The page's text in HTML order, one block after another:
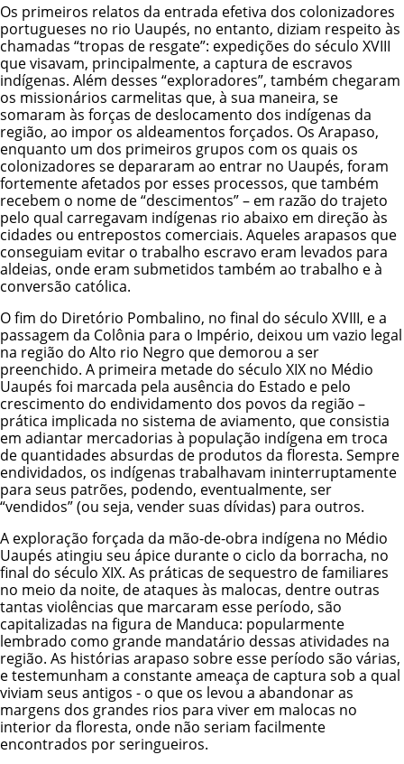
Os primeiros relatos da entrada efetiva dos colonizadores
portugueses no rio Uaupés, no entanto, diziam respeito às
chamadas “tropas de resgate”: expedições do século XVIII
que visavam, principalmente, a captura de escravos
indígenas. Além desses “exploradores”, também chegaram
os missionários carmelitas que, à sua maneira, se
somaram às forças de deslocamento dos indígenas da
região, ao impor os aldeamentos forçados. Os Arapaso,
enquanto um dos primeiros grupos com os quais os
colonizadores se depararam ao entrar no Uaupés, foram
fortemente afetados por esses processos, que também
recebem o nome de “descimentos” – em razão do trajeto
pelo qual carregavam indígenas rio abaixo em direção às
cidades ou entrepostos comerciais. Aqueles arapasos que
conseguiam evitar o trabalho escravo eram levados para
aldeias, onde eram submetidos também ao trabalho e à
conversão católica.
O fim do Diretório Pombalino, no final do século XVIII, e a
passagem da Colônia para o Império, deixou um vazio legal
na região do Alto rio Negro que demorou a ser
preenchido. A primeira metade do século XIX no Médio
Uaupés foi marcada pela ausência do Estado e pelo
crescimento do endividamento dos povos da região –
prática implicada no sistema de aviamento, que consistia
em adiantar mercadorias à população indígena em troca
de quantidades absurdas de produtos da floresta. Sempre
endividados, os indígenas trabalhavam ininterruptamente
para seus patrões, podendo, eventualmente, ser
“vendidos” (ou seja, vender suas dívidas) para outros.
A exploração forçada da mão-de-obra indígena no Médio
Uaupés atingiu seu ápice durante o ciclo da borracha, no
final do século XIX. As práticas de sequestro de familiares
no meio da noite, de ataques às malocas, dentre outras
tantas violências que marcaram esse período, são
capitalizadas na figura de Manduca: popularmente
lembrado como grande mandatário dessas atividades na
região. As histórias arapaso sobre esse período são várias,
e testemunham a constante ameaça de captura sob a qual
viviam seus antigos - o que os levou a abandonar as
margens dos grandes rios para viver em malocas no
interior da floresta, onde não seriam facilmente
encontrados por seringueiros.